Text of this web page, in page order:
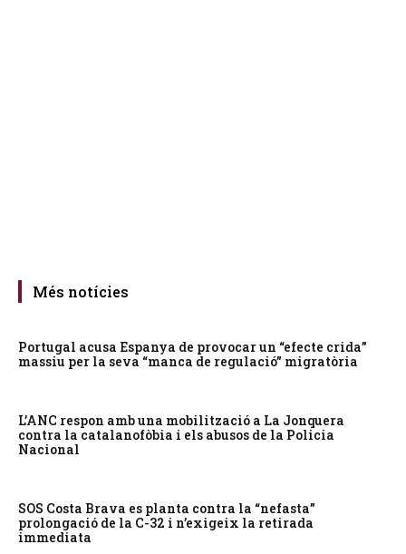
Més notícies
Portugal acusa Espanya de provocar un “efecte crida”
massiu per la seva “manca de regulació” migratòria
L’ANC respon amb una mobilització a La Jonquera
contra la catalanofòbia i els abusos de la Policia
Nacional
SOS Costa Brava es planta contra la “nefasta”
prolongació de la C-32 i n’exigeix la retirada
immediata